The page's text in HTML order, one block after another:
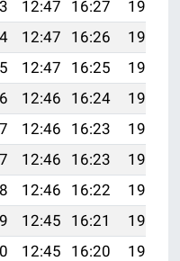
12:47 16:27
19:22
12:47 16:26
19:20
12:47 16:25
19:19
12:46 16:24
19:17
12:46 16:23
19:16
12:46 16:23
19:14
12:46 16:22
19:13
12:45 16:21
19:11
12:45 16:20
19:10